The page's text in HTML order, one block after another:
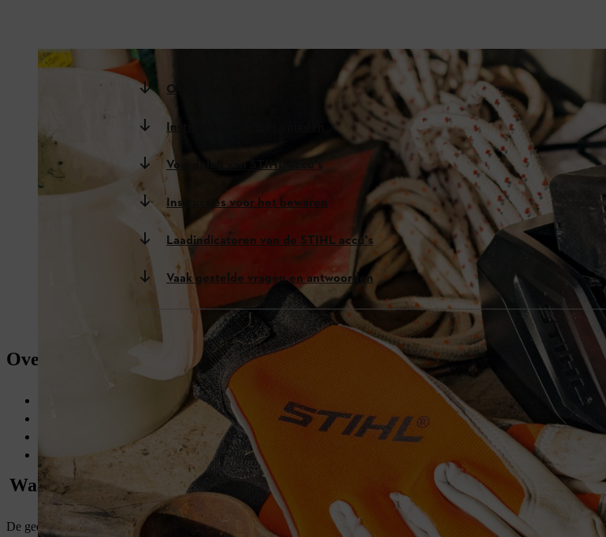
STIHL lithium-ion-accu's kunnen goed in de werkplaats worden bewaard.
Overzicht
Instructies voor het opladen
Voordelen van STIHL accu's
Instructies voor het bewaren
Laadindicatoren van de STIHL accu's
Vaak gestelde vragen en antwoorden
Overzicht: lithium-ion accu's opladen
Lithium-ion-accu's van STIHL vóór het eerste gebruik tot 80-100% opladen
Beveiligingstechnologieën voorkomen oververhitting van lithium-ion-accu's
Zorgeloos 's nachts opladen
Lithium-ion-accu's beschermen tegen vocht, hitte en koude
Waar je op moet letten bij het opladen van lithium-ion-accu's
De gedachte dat accu's na aanschaf volledig moeten worden opgeladen, is niet meer van toepassing op moderne